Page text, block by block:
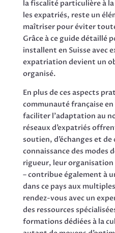
la fiscalité particulière à
les expatriés, reste un
maîtriser pour éviter
Grâce à ce guide détaillé
installent en Suisse avec
expatriation devient un
organisé.
En plus de ces aspects
communauté française
faciliter l’adaptation au
réseaux d’expatriés
soutien, d’échanges et
connaissance des modes
rigueur, leur
– contribue également à
dans ce pays aux
rendez-vous avec un
des ressources
formations dédiées à la